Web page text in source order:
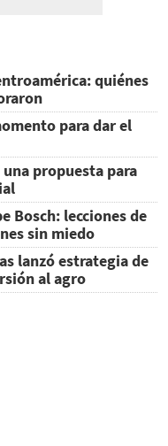
quiénes
para dar el
una propuesta para
Bosch: lecciones de
sin miedo
lanzó estrategia de
al agro